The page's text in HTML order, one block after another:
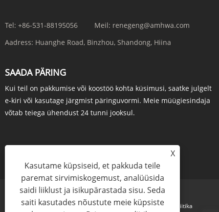
Tel: +86-531-88195056 Meil: renegeng@amhwa.com
Aadress: Huanghe Road, Binzhou, Shandong, Hiina
SAADA PÄRING
Kui teil on pakkumise või koostöö kohta küsimusi, saatke julgelt
e-kiri või kasutage järgmist päringuvormi. Meie müügiesindaja
võtab teiega ühendust 24 tunni jooksul.
Links Sitemap RSS XML Privaatsuspoliitika
X
Kasutame küpsiseid, et pakkuda teile
paremat sirvimiskogemust, analüüsida
saidi liiklust ja isikupärastada sisu. Seda
saiti kasutades nõustute meie küpsiste